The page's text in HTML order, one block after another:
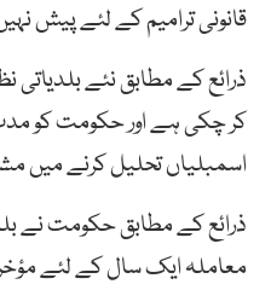
قانونی ترامیم کے لئے پیش
ذرائع کے مطابق نئے
کر چکی ہے اور حکومت کو
اسمبلیاں تحلیل کرنے میں
ذرائع کے مطابق حکومت نے
معاملہ ایک سال کے لئے